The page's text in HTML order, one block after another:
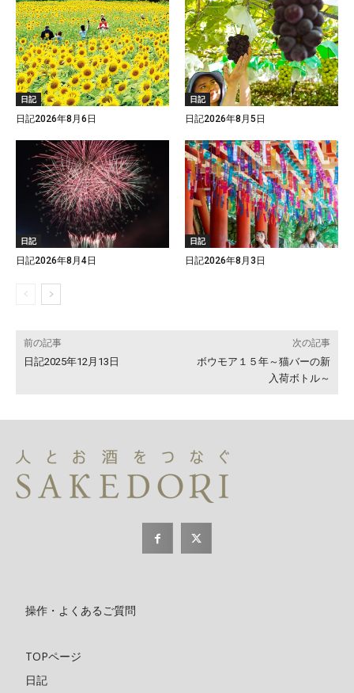
日記
日記2026年8月6日
日記
日記2026年8月5日
日記
日記2026年8月4日
日記
日記2026年8月3日
前の記事
日記2025年12月13日
次の記事
ボウモア１５年～猫バーの新
入荷ボトル～
操作・よくあるご質問
TOPページ
日記